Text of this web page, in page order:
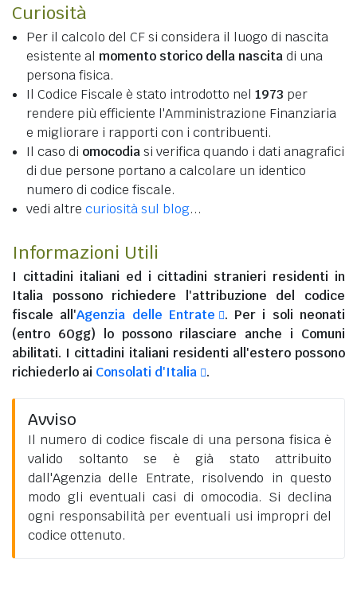
Curiosità
Per il calcolo del CF si considera il luogo di nascita
esistente al momento storico della nascitadi una
persona fisica.
Il Codice Fiscale è stato introdotto nel 1973 per
rendere più efficiente l'Amministrazione Finanziaria
e migliorare i rapporti con i contribuenti.
Il caso di omocodiasi verifica quando i dati anagrafici
di due persone portano a calcolare un identico
numero di codice fiscale.
vedi altre curiosità sul blog...
Informazioni Utili
I cittadini italiani ed i cittadini stranieri residenti in
Italia possono richiedere l'attribuzione del codice
fiscale all'Agenzia delle Entrate
. Per i soli neonati
(entro 60gg) lo possono rilasciare anche i Comuni
abilitati. I cittadini italiani residenti all'esteropossono
richiederlo ai Consolati d'Italia .
Avviso
Il numero di codice fiscale di una persona fisica è
valido soltanto se è già stato attribuito
dall'Agenzia delle Entrate, risolvendo in questo
modo gli eventuali casi di omocodia. Si declina
ogni responsabilità per eventuali usi impropri del
codice ottenuto.